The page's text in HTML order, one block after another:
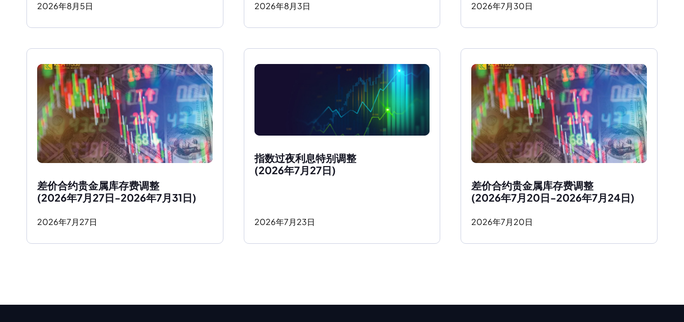
2026年8月5日 2026年8月3日 2026年7月30日
差价合约贵金属库存费调整
(2026年7月27日-2026年7月31日)
2026年7月27日
指数过夜利息特别调整
(2026年7月27日)
2026年7月23日
差价合约贵金属库存费调整
(2026年7月20日-2026年7月24日)
2026年7月20日